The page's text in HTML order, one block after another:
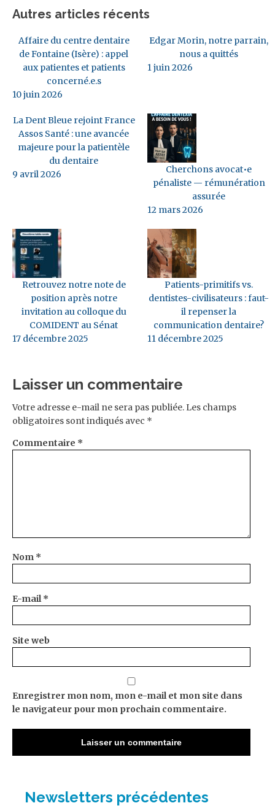
Autres articles récents
Affaire du centre dentaire
de Fontaine (Isère) : appel
aux patientes et patients
concerné.e.s
10 juin 2026
Edgar Morin, notre parrain,
nous a quittés
1 juin 2026
La Dent Bleue rejoint France
Assos Santé : une avancée
majeure pour la patientèle
du dentaire
9 avril 2026
Cherchons avocat•e
pénaliste — rémunération
assurée
12 mars 2026
Retrouvez notre note de
position après notre
invitation au colloque du
COMIDENT au Sénat
17 décembre 2025
Patients-primitifs vs.
dentistes-civilisateurs : faut-
il repenser la
communication dentaire?
11 décembre 2025
Laisser un commentaire
Votre adresse e-mail ne sera pas publiée. Les champs
obligatoires sont indiqués avec *
Commentaire *
Nom *
E-mail*
Site web
Enregistrer mon nom, mon e-mail et mon site dans
le navigateur pour mon prochain commentaire.
Newsletters précédentes